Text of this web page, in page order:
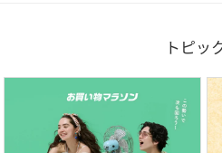
トピッ